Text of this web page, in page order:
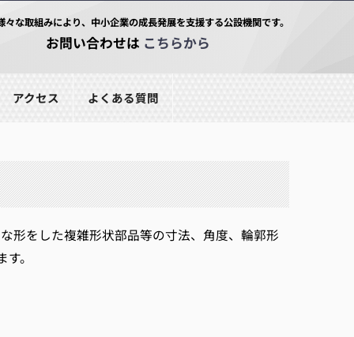
な取組みにより、中小企業の成長発展を支援する公設機関です。
お問い合わせは こちらから
アクセス よくある質問
形をした複雑形状部品等の寸法、角度、輪郭形
。